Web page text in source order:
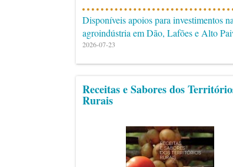
Disponíveis apoios para investimentos na
agroindústria em Dão, Lafões e Alto
2026-07-23
Receitas e Sabores dos
Rurais